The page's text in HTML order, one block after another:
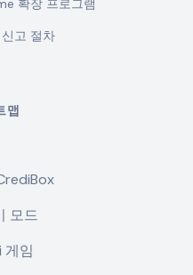
확장 프로그램
고 절차
맵
모드
게임